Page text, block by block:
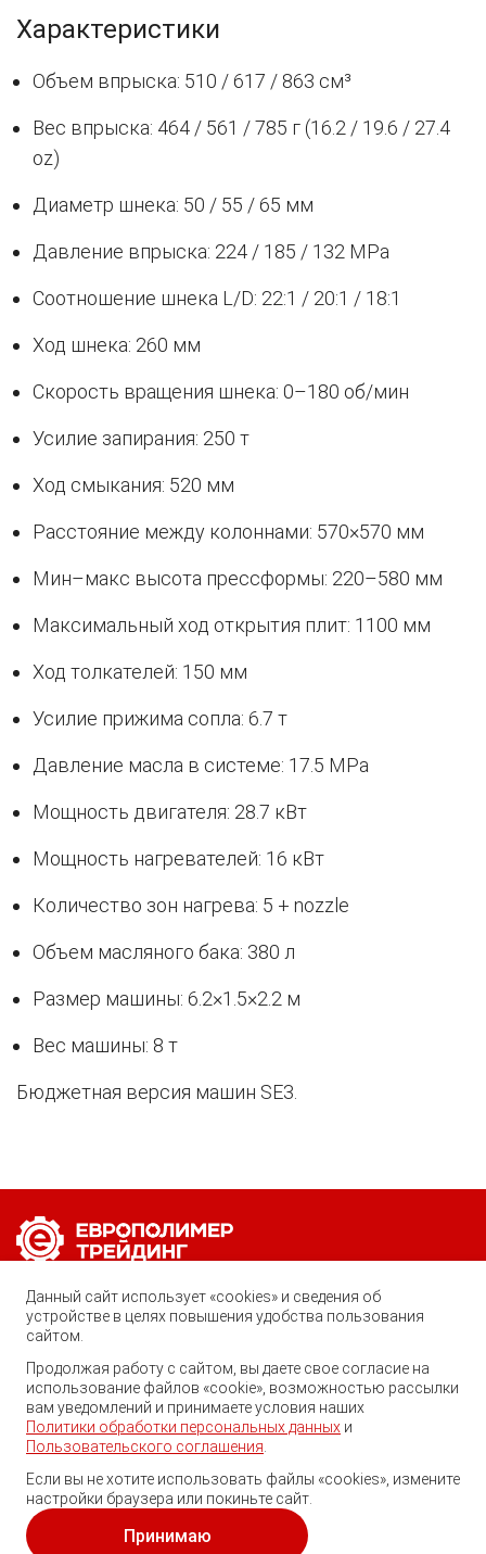
Георгий
Здравствуйте! Готов помочь
Вам. Напишите мне, если у
Вас появятся вопросы.
Характеристики
Объем впрыска: 510 / 617 / 863 см³
Вес впрыска: 464 / 561 / 785 г (16.2 / 19.6 / 27.4
oz)
Диаметр шнека: 50 / 55 / 65 мм
Давление впрыска: 224 / 185 / 132 MPa
Соотношение шнека L/D: 22:1 / 20:1 / 18:1
Ход шнека: 260 мм
Скорость вращения шнека: 0–180 об/мин
Усилие запирания: 250 т
Ход смыкания: 520 мм
Расстояние между колоннами: 570×570 мм
Мин–макс высота прессформы: 220–580 мм
Максимальный ход открытия плит: 1100 мм
Ход толкателей: 150 мм
Усилие прижима сопла: 6.7 т
Давление масла в системе: 17.5 MPa
Мощность двигателя: 28.7 кВт
Мощность нагревателей: 16 кВт
Количество зон нагрева: 5 + nozzle
Объем масляного бака: 380 л
Размер машины: 6.2×1.5×2.2 м
Вес машины: 8 т
Бюджетная версия машин SE3.
Позвоните нам по любому вопросу:
8 (800) 222-40-61
Ростов-на-Дону, ул. Вавилова, 59
trade@ep-group.ru
© 2010-2024. Европолимер-Трейдинг.
Все права защищены.
Данный сайт использует «cookies» и сведения об
устройстве в целях повышения удобства пользования
сайтом.
Продолжая работу с сайтом, вы даете свое согласие на
использование файлов «cookie», возможностью рассылки
вам уведомлений и принимаете условия наших
Политики обработки персональных данных и
Пользовательского соглашения
Если вы не хотите использовать файлы «cookies», измените
настройки браузера или покиньте сайт.
Принимаю